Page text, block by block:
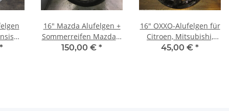
16" Mazda Alufelgen +
Sommerreifen Mazda 6
(GG1)
150,00 € *
16" OXXO-Alufelgen für
Citroen, Mitsubishi,
Peugeot
45,00 € *